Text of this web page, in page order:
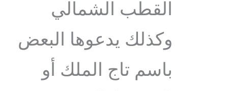
القطب الشمالي
وكذلك يدعوها البعض
باسم تاج الملك أو